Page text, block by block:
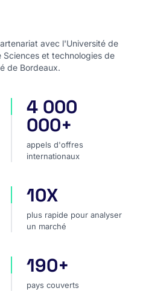
avec l'Université de
et technologies de
de Bordeaux.
appels d'offres
4 000
000+
appels d'offres
internationaux
plus rapide pour analyser
10X
plus rapide pour analyser
un marché
pays couverts
190+
pays couverts